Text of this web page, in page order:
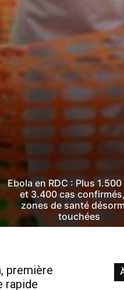
Ebola en RDC : Plus
et 3.400 cas
zones de santé
touchées
première
rapide